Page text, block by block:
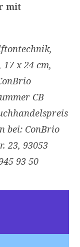
mit
17 x 24 cm,
CB
bei: ConBrio
23, 93053
93 50